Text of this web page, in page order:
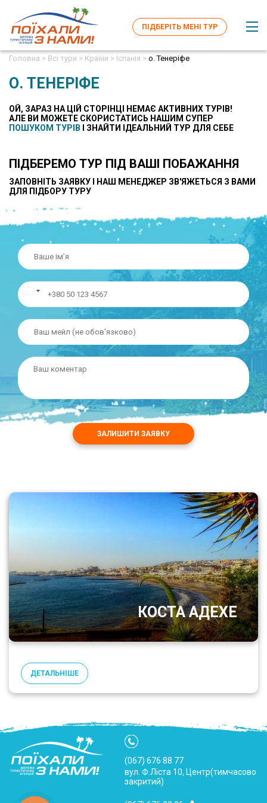
ПІДБЕРІТЬ МЕНІ ТУР
Головна > Всі тури > Країни > Іспанія > о. Тенеріфе
О. ТЕНЕРІФЕ
ОЙ, ЗАРАЗ НА ЦІЙ СТОРІНЦІ НЕМАЄ АКТИВНИХ ТУРІВ!
AЛЕ ВИ МОЖЕТЕ СКОРИСТАТИСЬ НАШИМ СУПЕР
ПОШУКОМ ТУРІВ І ЗНАЙТИ ІДЕАЛЬНИЙ ТУР ДЛЯ СЕБЕ
ПІДБЕРЕМО ТУР ПІД ВАШІ ПОБАЖАННЯ
ЗАПОВНІТЬ ЗАЯВКУ І НАШ МЕНЕДЖЕР ЗВ'ЯЖЕТЬСЯ З ВАМИ
ДЛЯ ПІДБОРУ ТУРУ
ЗАЛИШИТИ ЗАЯВКУ
КОСТА АДЕХЕ
ДЕТАЛЬНІШЕ
(067) 676 88 77
вул. Ф.Ліста 10, Центр(тимчасово
закритий)